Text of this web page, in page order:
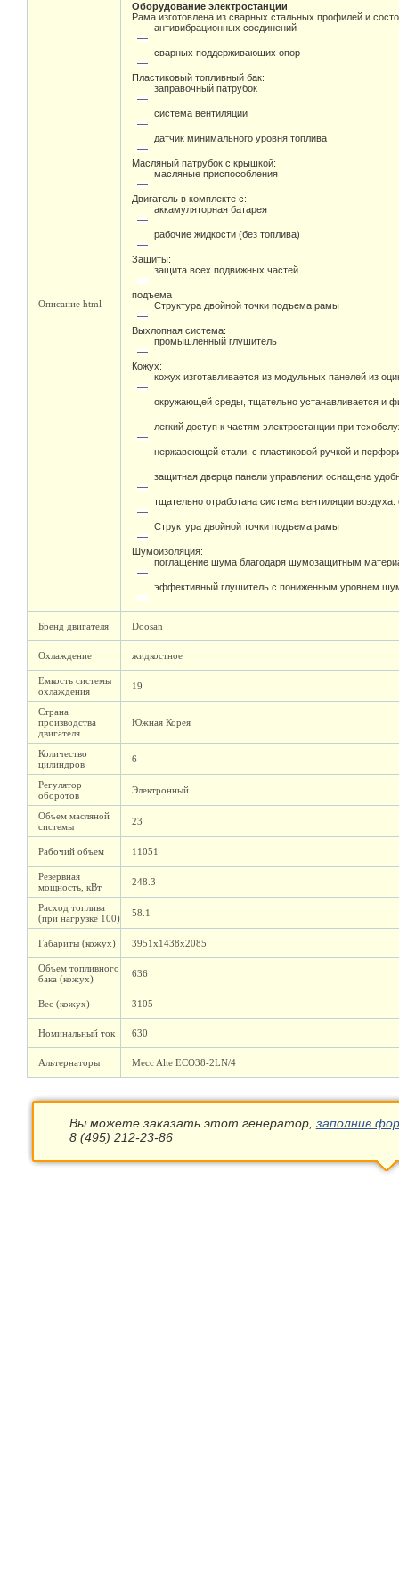
Описание html
Оборудование электростанции
Рама изготовлена из сварных стальных профилей и
антивибрационных соединений
сварных поддерживающих опор
Пластиковый топливный бак:
заправочный патрубок
система вентиляции
датчик минимального уровня топлива
Масляный патрубок с крышкой:
масляные приспособления
Двигатель в комплекте с:
аккамуляторная батарея
рабочие жидкости (без топлива)
Защиты:
защита всех подвижных частей.
подъема
Структура двойной точки подъема рамы
Выхлопная система:
промышленный глушитель
Кожух:
кожух изготавливается из модульных панелей из
окружающей среды, тщательно устанавливается и
легкий доступ к частям электростанции при
нержавеющей стали, с пластиковой ручкой и
защитная дверца панели управления оснащена
тщательно отработана система вентиляции
Структура двойной точки подъема рамы
Шумоизоляция:
поглащение шума благодаря шумозащитным
эффективный глушитель с пониженным уровнем
Бренд двигателя Doosan
Охлаждение жидкостное
Емкость системы
охлаждения
19
Страна
производства
двигателя
Южная Корея
Количество
цилиндров
6
Регулятор
оборотов
Электронный
Объем масляной
системы
23
Рабочий объем 11051
Резервная
мощность, кВт
248.3
Расход топлива
(при нагрузке 100)
58.1
Габариты (кожух) 3951х1438х2085
Объем топливного
бака (кожух)
636
Вес (кожух) 3105
Номинальный ток 630
Альтернаторы Mecc Alte ECO38-2LN/4
Вы можете заказать этот генератор, заполнив
8 (495) 212-23-86